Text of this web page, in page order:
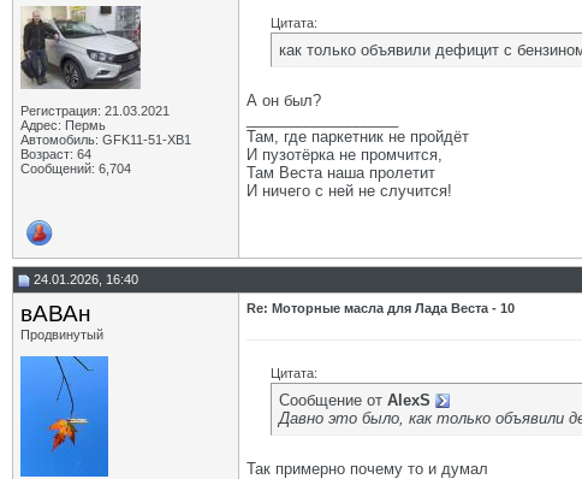
Регистрация: 21.03.2021
Адрес: Пермь
Автомобиль: GFK11-51-ХВ1
Возраст: 64
Сообщений: 6,704
Цитата:
как только объявили дефицит с
А он был?
Там, где паркетник не пройдёт
И пузотёрка не промчится,
Там Веста наша пролетит
И ничего с ней не случится!
24.01.2026, 16:40
вАВАн
Продвинутый
Re: Моторные масла для Лада Веста - 10
Цитата:
Сообщение от AlexS
Давно это было, как только объявили
Так примерно почему то и думал